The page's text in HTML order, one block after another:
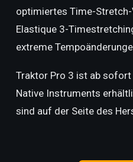
optimiertes Time-
Elastique 3-
extreme
Traktor Pro 3 ist ab sofort
Native Instruments
sind auf der Seite des